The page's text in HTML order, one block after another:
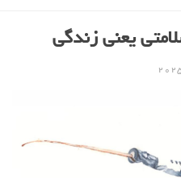
یعنی زندگی